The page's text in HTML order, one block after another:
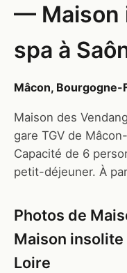
— Maison
spa à
Mâcon,
Maison des
gare TGV de
Capacité de 6
petit-déjeuner. À
Photos de
Maison insolite
Loire